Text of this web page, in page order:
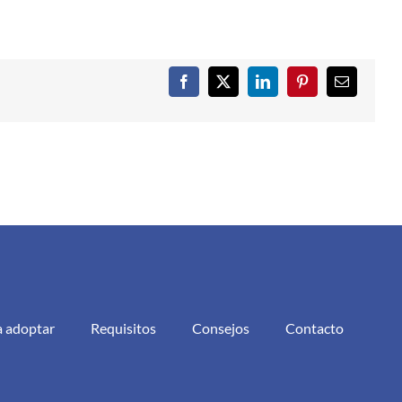
Facebook
X LinkedInPinterestCorreo
electrónico
adoptar Requisitos Consejos Contacto